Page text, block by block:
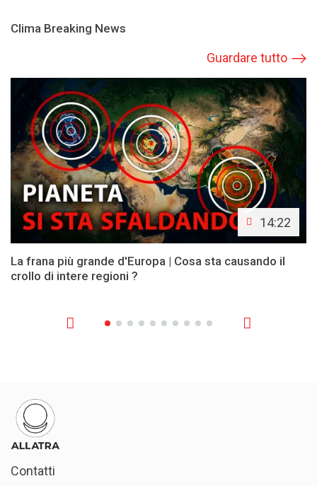
Clima Breaking News
Guardare tutto
14:22
La frana più grande d'Europa | Cosa sta causando il
crollo di intere regioni ?
Contatti